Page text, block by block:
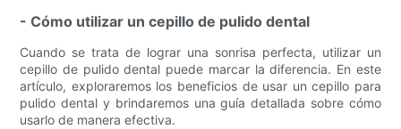
- Cómo utilizar un cepillo de pulido dental
Cuando se trata de lograr una sonrisa perfecta, utilizar un
cepillo de pulido dental puede marcar la diferencia. En este
artículo, exploraremos los beneficios de usar un cepillo para
pulido dental y brindaremos una guía detallada sobre cómo
usarlo de manera efectiva.